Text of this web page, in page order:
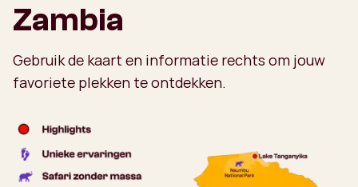
Zambia
Gebruik de kaart en informatie rechts om jouw
favoriete plekken te ontdekken.